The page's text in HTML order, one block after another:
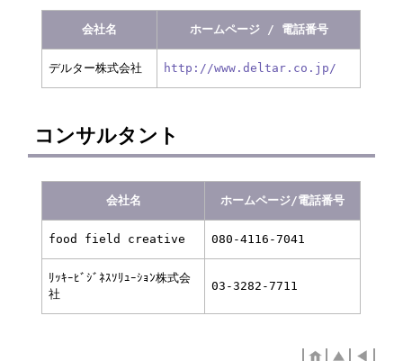
会社名 ホームページ / 電話番号
デルター株式会社 http://www.deltar.co.jp/
コンサルタント
会社名 ホームページ/電話番号
food field creative 080-4116-7041
ﾘｯｷｰﾋﾞｼﾞﾈｽｿﾘｭｰｼｮﾝ株式会
社
03-3282-7711